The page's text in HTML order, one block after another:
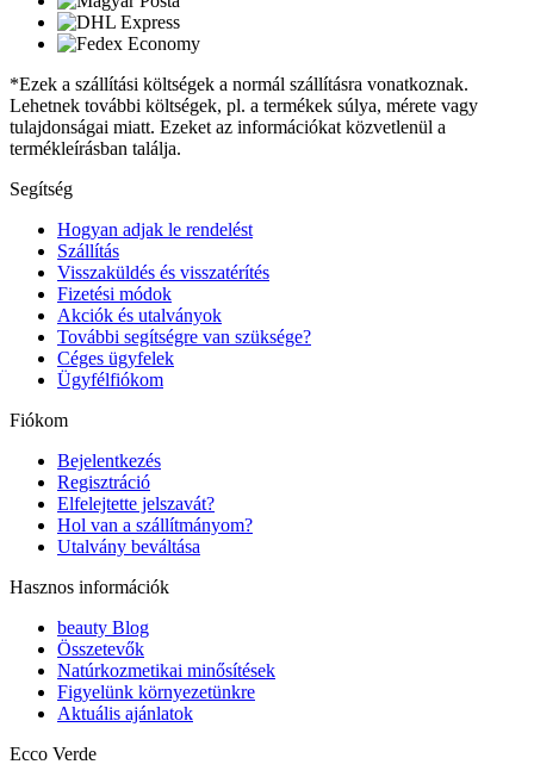
*Ezek a szállítási költségek a normál szállításra vonatkoznak.
Lehetnek további költségek, pl. a termékek súlya, mérete vagy
tulajdonságai miatt. Ezeket az információkat közvetlenül a
termékleírásban találja.
Segítség
Hogyan adjak le rendelést
Szállítás
Visszaküldés és visszatérítés
Fizetési módok
Akciók és utalványok
További segítségre van szüksége?
Céges ügyfelek
Ügyfélfiókom
Fiókom
Bejelentkezés
Regisztráció
Elfelejtette jelszavát?
Hol van a szállítmányom?
Utalvány beváltása
Hasznos információk
beauty Blog
Összetevők
Natúrkozmetikai minősítések
Figyelünk környezetünkre
Aktuális ajánlatok
Ecco Verde